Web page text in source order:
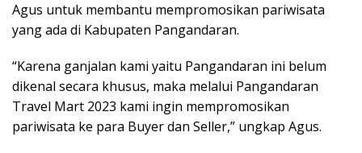
Agus untuk membantu mempromosikan pariwisata
yang ada di Kabupaten Pangandaran.
“Karena ganjalan kami yaitu Pangandaran ini belum
dikenal secara khusus, maka melalui Pangandaran
Travel Mart 2023 kami ingin mempromosikan
pariwisata ke para Buyer dan Seller,” ungkap Agus.